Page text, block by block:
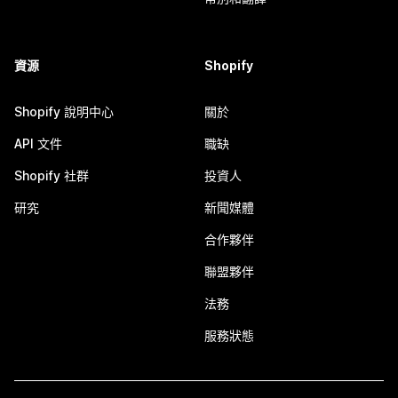
資源
Shopify 說明中心
API 文件
Shopify 社群
研究
Shopify
關於
職缺
投資人
新聞媒體
合作夥伴
聯盟夥伴
法務
服務狀態